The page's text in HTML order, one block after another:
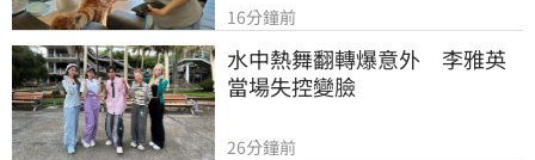
16分鐘前
水中熱舞翻轉爆意外　李雅英
當場失控變臉
26分鐘前